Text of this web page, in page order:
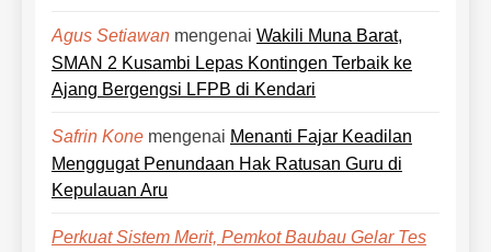
Agus Setiawan mengenai Wakili Muna Barat,
SMAN 2 Kusambi Lepas Kontingen Terbaik ke
Ajang Bergengsi LFPB di Kendari
Safrin Kone mengenai Menanti Fajar Keadilan
Menggugat Penundaan Hak Ratusan Guru di
Kepulauan Aru
Perkuat Sistem Merit, Pemkot Baubau Gelar Tes